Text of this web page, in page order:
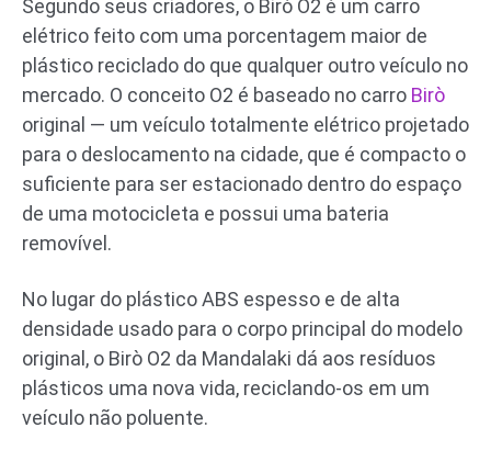
Segundo seus criadores, o Birò O2 é um carro
elétrico feito com uma porcentagem maior de
plástico reciclado do que qualquer outro veículo no
mercado. O conceito O2 é baseado no carro Birò
original — um veículo totalmente elétrico projetado
para o deslocamento na cidade, que é compacto o
suficiente para ser estacionado dentro do espaço
de uma motocicleta e possui uma bateria
removível.
No lugar do plástico ABS espesso e de alta
densidade usado para o corpo principal do modelo
original, o Birò O2 da Mandalaki dá aos resíduos
plásticos uma nova vida, reciclando-os em um
veículo não poluente.